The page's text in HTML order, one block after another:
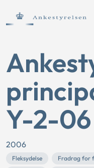
Y-2-06
2006
Fleksydelse Fradrag for